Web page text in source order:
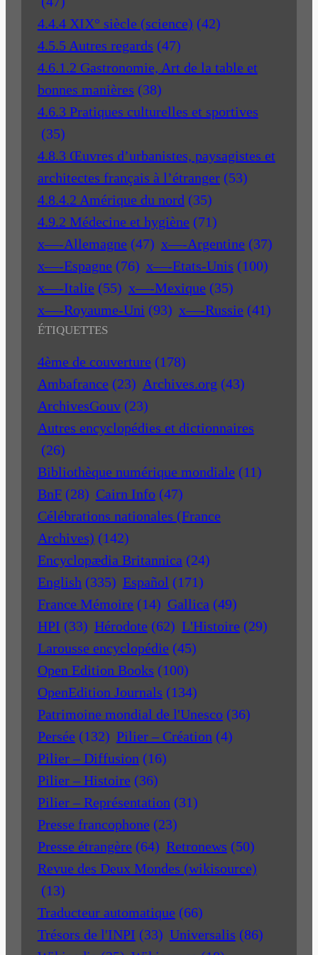
4.4.4 XIX° siècle (science) (42)
4.5.5 Autres regards (47)
4.6.1.2 Gastronomie, Art de la table et
bonnes manières (38)
4.6.3 Pratiques culturelles et sportives
(35)
4.8.3 Œuvres d’urbanistes, paysagistes et
architectes français à l’étranger (53)
4.8.4.2 Amérique du nord (35)
4.9.2 Médecine et hygiène (71)
x—-Allemagne (47) x—-Argentine (37)
x—-Espagne (76) x—-Etats-Unis (100)
x—-Italie (55) x—-Mexique (35)
x—-Royaume-Uni (93) x—-Russie (41)
ÉTIQUETTES
4ème de couverture (178)
Ambafrance (23) Archives.org (43)
ArchivesGouv (23)
Autres encyclopédies et dictionnaires
(26)
Bibliothèque numérique mondiale (11)
BnF (28) Cairn Info (47)
Célébrations nationales (France
Archives) (142)
Encyclopædia Britannica (24)
English (335) Español (171)
France Mémoire (14) Gallica (49)
HPI (33) Hérodote (62) L'Histoire (29)
Larousse encyclopédie (45)
Open Edition Books (100)
OpenEdition Journals (134)
Patrimoine mondial de l'Unesco (36)
Persée (132) Pilier – Création (4)
Pilier – Diffusion (16)
Pilier – Histoire (36)
Pilier – Représentation (31)
Presse francophone (23)
Presse étrangère (64) Retronews (50)
Revue des Deux Mondes (wikisource)
(13)
Traducteur automatique (66)
Trésors de l'INPI (33) Universalis (86)